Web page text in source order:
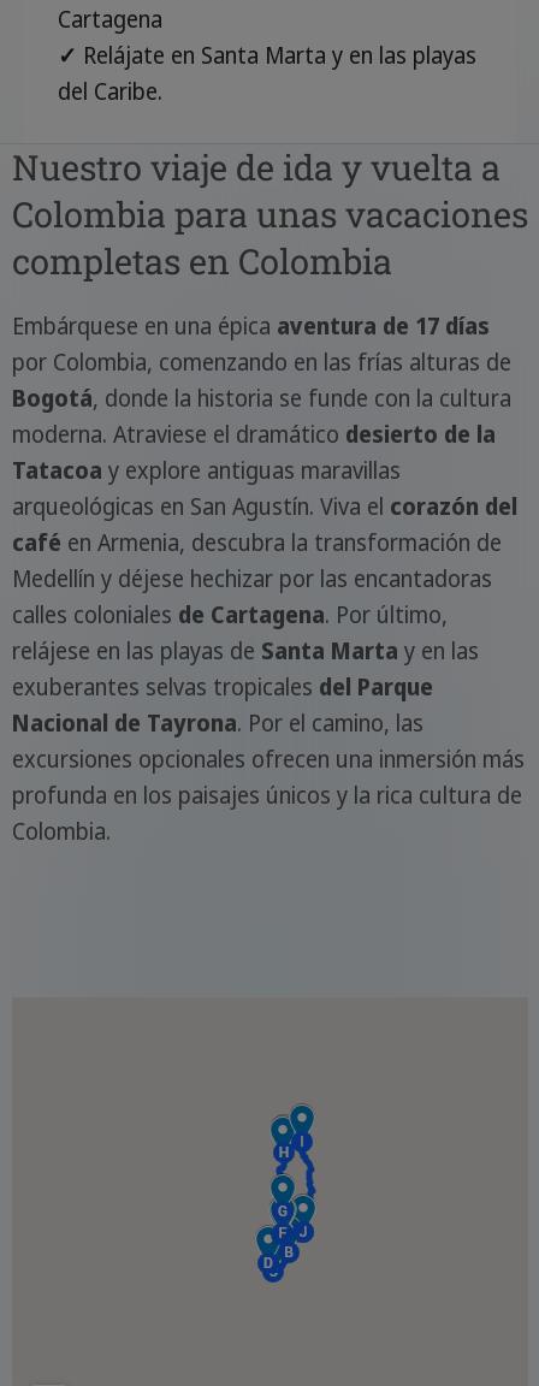
Cartagena
✓ Relájate en Santa Marta y en las playas
del Caribe.
Nuestro viaje de ida y vuelta a
Colombia para unas vacaciones
completas en Colombia
Embárquese en una épica aventura de 17 días
por Colombia, comenzando en las frías alturas de
Bogotá, donde la historia se funde con la cultura
moderna. Atraviese el dramático desierto de la
Tatacoa y explore antiguas maravillas
arqueológicas en San Agustín. Viva el corazón del
café en Armenia, descubra la transformación de
Medellín y déjese hechizar por las encantadoras
calles coloniales de Cartagena. Por último,
relájese en las playas de Santa Marta y en las
exuberantes selvas tropicales del Parque
Nacional de Tayrona. Por el camino, las
excursiones opcionales ofrecen una inmersión más
profunda en los paisajes únicos y la rica cultura de
Colombia.